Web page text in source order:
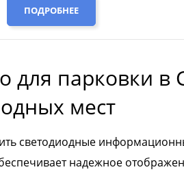
ПОДРОБНЕЕ
парковки в
мест
светодиодные
надежное